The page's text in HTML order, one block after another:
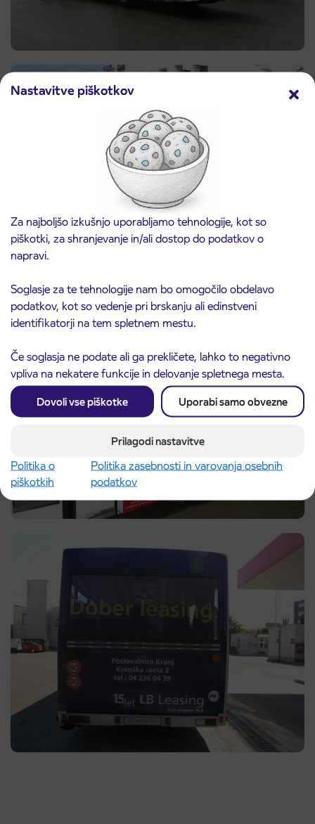
Nastavitve piškotkov
Za najboljšo izkušnjo uporabljamo tehnologije, kot so
piškotki, za shranjevanje in/ali dostop do podatkov o
napravi.
Soglasje za te tehnologije nam bo omogočilo obdelavo
podatkov, kot so vedenje pri brskanju ali edinstveni
identifikatorji na tem spletnem mestu.
Če soglasja ne podate ali ga prekličete, lahko to negativno
vpliva na nekatere funkcije in delovanje spletnega mesta.
Dovoli vse piškotke Uporabi samo obvezne
Prilagodi nastavitve
Politika o
piškotkih
Politika zasebnosti in varovanja osebnih
podatkov